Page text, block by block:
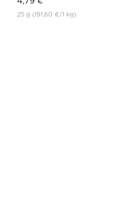
25 g (191,60 €/1 kg)